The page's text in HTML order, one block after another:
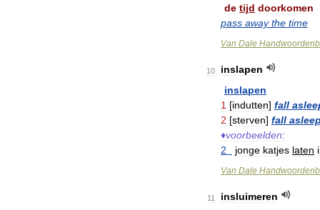
de tijd doorkomen
pass away the time
Van Dale
10
inslapen
inslapen
1 [indutten] fall
2 [sterven] fall
♦voorbeelden:
2
jonge katjes laten
Van Dale
11
insluimeren